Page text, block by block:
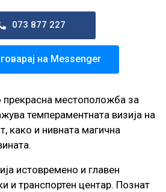
073 877 227
на Messenger
местоположба за
темпераментната визија на
како и нивната магична
истовремено и главен
и транспортен центар. Познат